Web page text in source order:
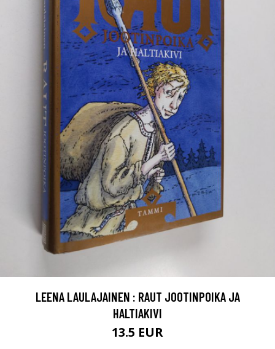
LEENA LAULAJAINEN : RAUT JOOTINPOIKA JA
HALTIAKIVI
13.5 EUR